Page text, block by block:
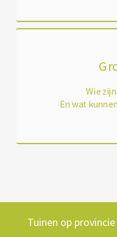
Wie
En wat
Tuinen op provincie